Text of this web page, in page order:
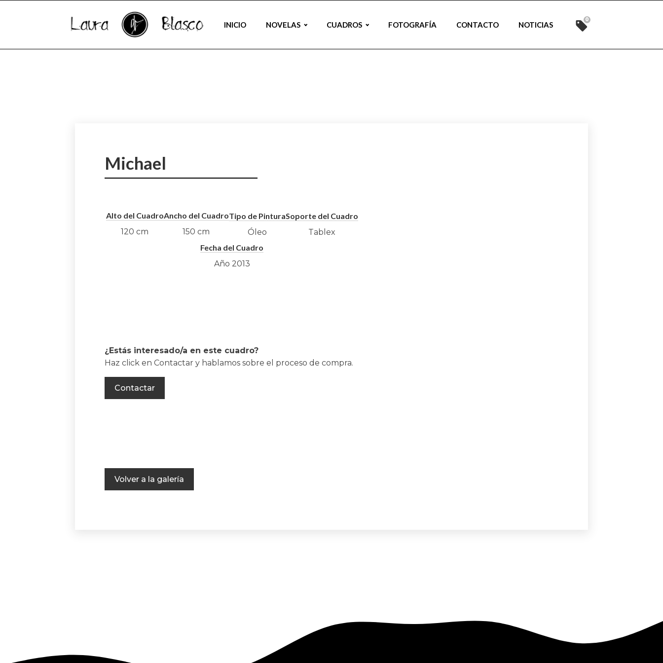
INICIO NOVELAS CUADROS FOTOGRAFÍA CONTACTO NOTICIAS
0
Michael
Alto del Cuadro
120 cm
Ancho del Cuadro
150 cm
Tipo de Pintura
Óleo
Soporte del Cuadro
Tablex
Fecha del Cuadro
Año 2013
¿Estás interesado/a en este cuadro?
Haz click en Contactar y hablamos sobre el proceso de compra.
Contactar
Volver a la galería